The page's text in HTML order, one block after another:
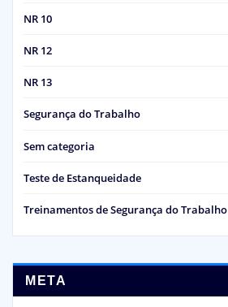
NR 10
NR 12
NR 13
Segurança do Trabalho
Sem categoria
Teste de Estanqueidade
Treinamentos de Segurança do Trabalho
META